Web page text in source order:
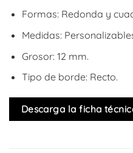
Formas: Redonda y
Medidas:
Grosor: 12 mm.
Tipo de borde: Recto.
Descarga la ficha